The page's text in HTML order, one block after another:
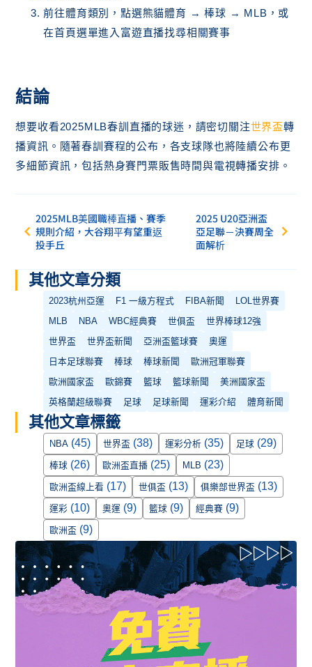
前往體育類別，點選熊貓體育 → 棒球 → MLB，或
在首頁選單進入富遊直播找尋相關賽事
結論
想要收看2025MLB春訓直播的球迷，請密切關注世界盃轉
播資訊。隨著春訓賽程的公布，各支球隊也將陸續公布更
多細節資訊，包括熱身賽門票販售時間與電視轉播安排。
2025MLB美國職棒直播、賽季
規則介紹，大谷翔平有望重返
投手丘
2025 U20亞洲盃
亞足聯－決賽周全
面解析
其他文章分類
2023杭州亞運 F1 一級方程式 FIBA新聞
LOL世界賽
MLB
NBA WBC經典賽 世俱盃
世界棒球12強
世界盃
世界盃新聞 亞洲盃籃球賽
奧運
日本足球聯賽
棒球 棒球新聞
歐洲冠軍聯賽
歐洲國家盃
歐錦賽 籃球 籃球新聞
美洲國家盃
英格蘭超級聯賽
足球 足球新聞 運彩介紹 體育新聞
其他文章標籤
NBA (45) 世界盃 (38) 運彩分析 (35) 足球 (29)
棒球 (26) 歐洲盃直播 (25) MLB (23)
歐洲盃線上看 (17) 世俱盃 (13) 俱樂部世界盃 (13)
運彩 (10) 奧運 (9) 籃球 (9) 經典賽 (9)
歐洲盃 (9)